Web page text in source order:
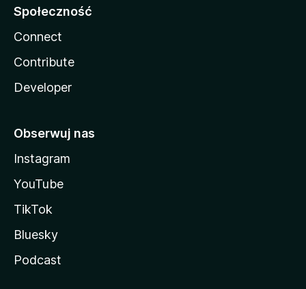
Społeczność
Connect
Contribute
Developer
Obserwuj nas
Instagram
YouTube
TikTok
Bluesky
Podcast